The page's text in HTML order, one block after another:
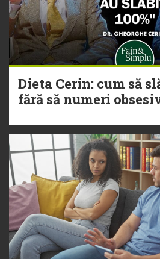
Dieta Cerin: cum să
fără să numeri